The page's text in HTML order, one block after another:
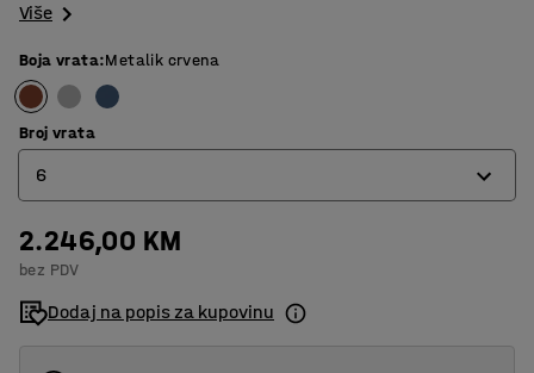
Više
Boja vrata:Metalik crvena
Broj vrata
6
4
6
8
2.246,00 KM
bez PDV
Dodaj na popis za kupovinu